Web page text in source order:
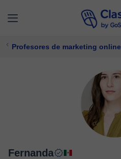
Profesores de marketing online
Fernanda